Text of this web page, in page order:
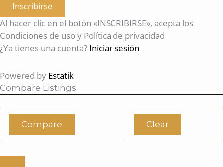
Inscribirse
Al hacer clic en el botón «INSCRIBIRSE», acepta los
Condiciones de uso y Política de privacidad
¿Ya tienes una cuenta? Iniciar sesión
Powered by Estatik
Compare Listings
Compare Clear